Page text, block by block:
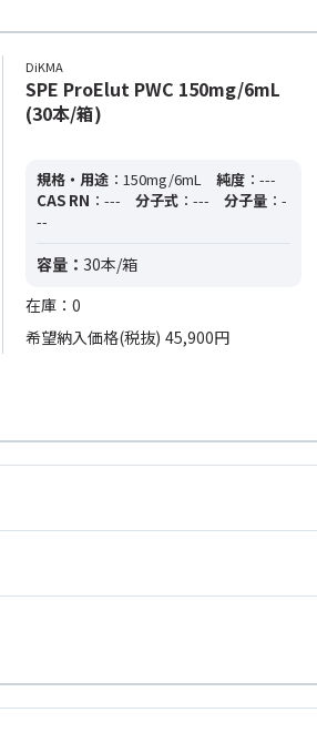
DiKMA
SPE ProElut PWC 150mg/6mL
(30本/箱)
規格・用途 ：150mg/6mL 純度 ：---
CAS RN ：--- 分子式 ：--- 分子量 ：-
--
容量： 30本/箱
在庫：0
希望納入価格(税抜) 45,900円